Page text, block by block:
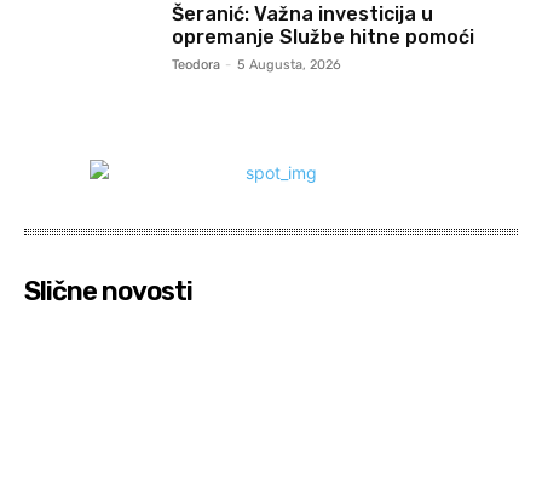
Šeranić: Važna investicija u
opremanje Službe hitne pomoći
Teodora - 5 Augusta, 2026
Slične novosti